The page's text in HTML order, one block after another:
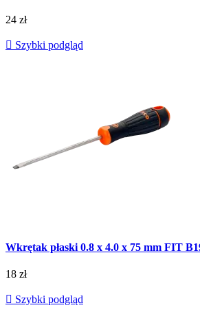
24 zł
 Szybki podgląd
Wkrętak płaski 0.8 x 4.0 x 75 mm FIT
18 zł
 Szybki podgląd